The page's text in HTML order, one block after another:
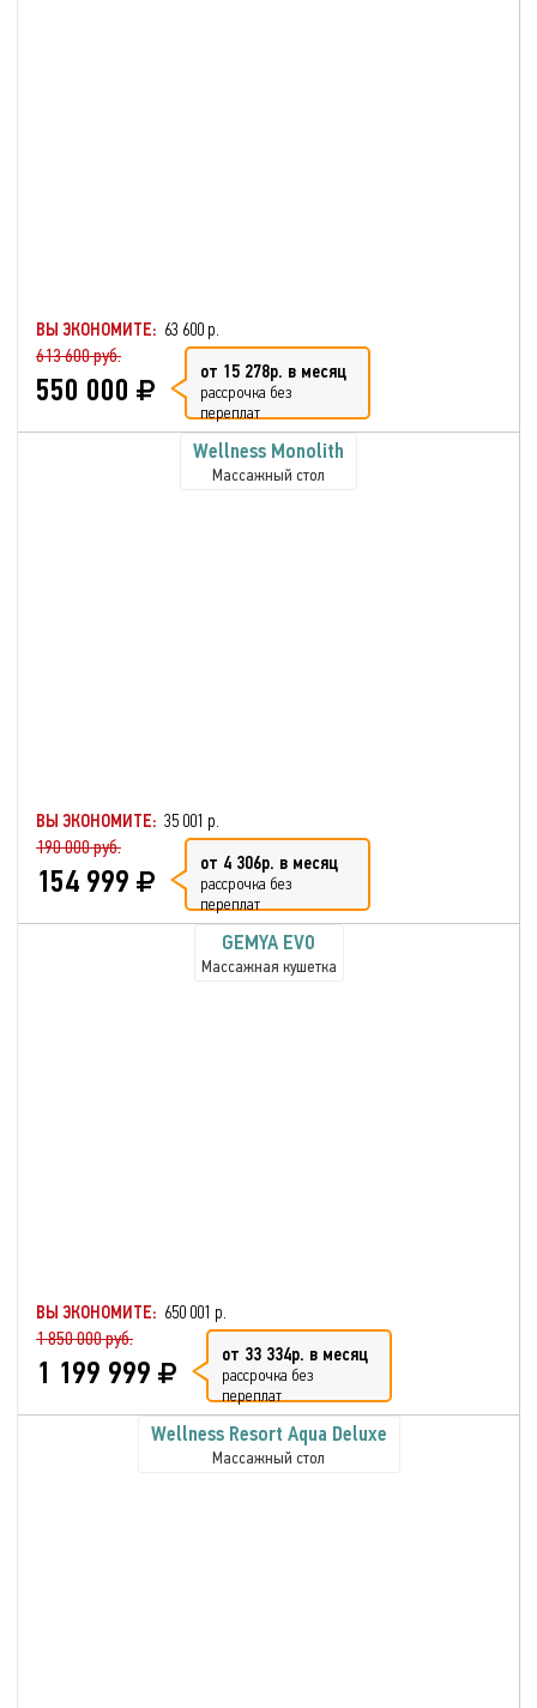
ВЫ ЭКОНОМИТЕ: 63 600 р.
613 600 руб.
550 000 от 15 278р. в месяц
рассрочка без
переплат
Wellness Monolith
Массажный стол
ВЫ ЭКОНОМИТЕ: 35 001 р.
190 000 руб.
154 999 от 4 306р. в месяц
рассрочка без
переплат
GEMYA EVO
Массажная кушетка
ВЫ ЭКОНОМИТЕ: 650 001 р.
1 850 000 руб.
1 199 999 от 33 334р. в месяц
рассрочка без
переплат
Wellness Resort Aqua Deluxe
Массажный стол